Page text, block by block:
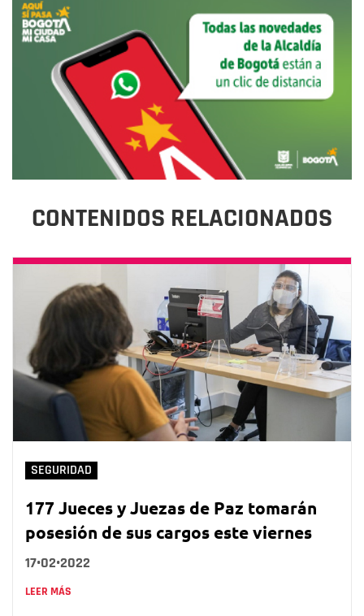
CONTENIDOS RELACIONADOS
SEGURIDAD
177 Jueces y Juezas de Paz tomarán
posesión de sus cargos este viernes
17•02•2022
LEER MÁS